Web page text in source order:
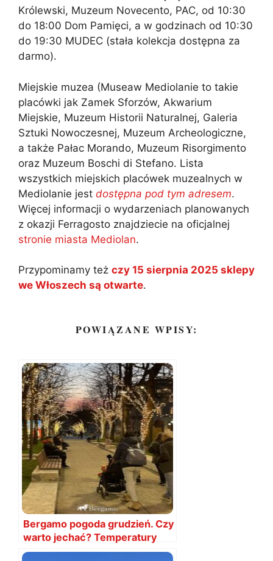
Królewski, Muzeum Novecento, PAC, od 10:30
do 18:00 Dom Pamięci, a w godzinach od 10:30
do 19:30 MUDEC (stała kolekcja dostępna za
darmo).
Miejskie muzea (Museaw Mediolanie to takie
placówki jak Zamek Sforzów, Akwarium
Miejskie, Muzeum Historii Naturalnej, Galeria
Sztuki Nowoczesnej, Muzeum Archeologiczne,
a także Pałac Morando, Muzeum Risorgimento
oraz Muzeum Boschi di Stefano. Lista
wszystkich miejskich placówek muzealnych w
Mediolanie jest dostępna pod tym adresem.
Więcej informacji o wydarzeniach planowanych
z okazji Ferragosto znajdziecie na oficjalnej
stronie miasta Mediolan.
Przypominamy też czy 15 sierpnia 2025 sklepy
we Włoszech są otwarte.
POWIĄZANE WPISY:
Bergamo pogoda grudzień. Czy
warto jechać? Temperatury